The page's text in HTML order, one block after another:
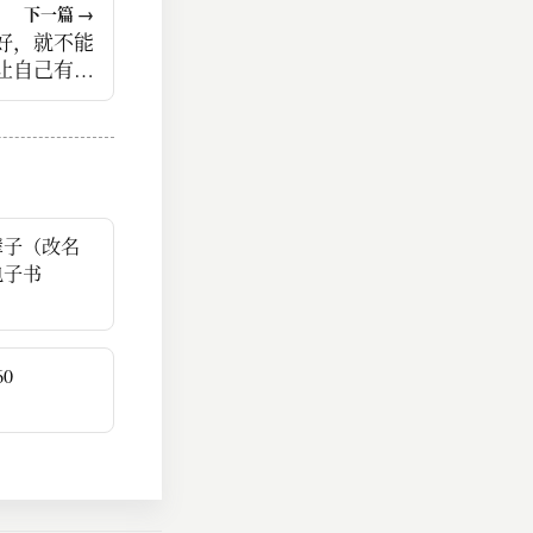
下一篇 →
，就不能
自己有持
用价值。
（改名
书